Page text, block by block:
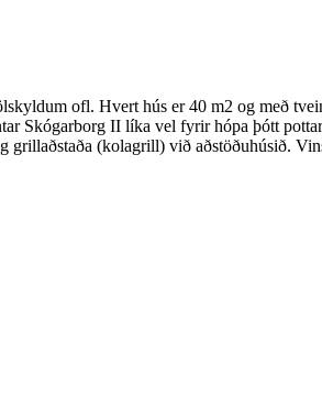
ofl. Hvert hús er 40 m2 og með
Skógarborg II líka vel fyrir hópa þótt
(kolagrill) við aðstöðuhúsið.